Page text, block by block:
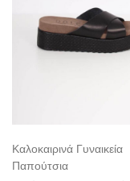
Καλοκαιρινά Γυναικεία
Παπούτσια